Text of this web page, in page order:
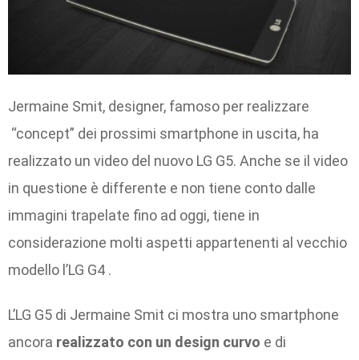
Jermaine Smit, designer, famoso per realizzare
“concept” dei prossimi smartphone in uscita, ha
realizzato un video del nuovo LG G5. Anche se il video
in questione è differente e non tiene conto dalle
immagini trapelate fino ad oggi, tiene in
considerazione molti aspetti appartenenti al vecchio
modello l’LG G4 .
L’LG G5 di Jermaine Smit ci mostra uno smartphone
ancora realizzato con un design curvo e di